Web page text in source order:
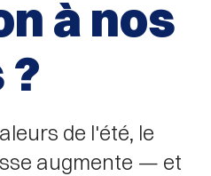
à nos
de l'été, le
augmente — et